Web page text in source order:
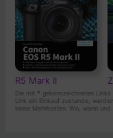
R5 Mark II
Die mit * gekennzeichneten
Link ein Einkauf zustande,
keine Mehrkosten. Wo, wann